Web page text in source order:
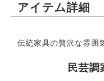
アイテム詳細
伝統家具の贅沢な雰囲
民芸調家